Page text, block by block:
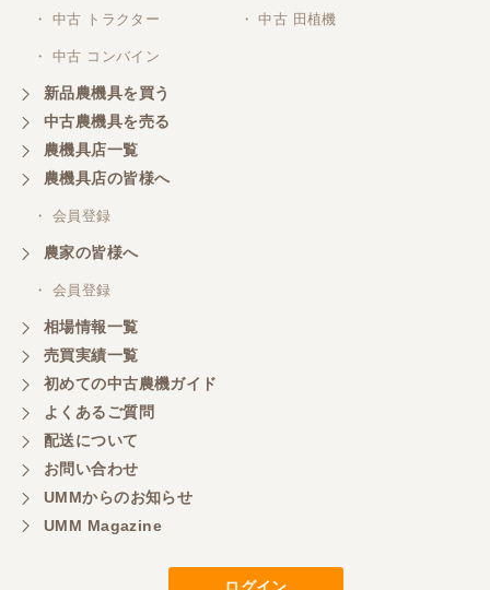
山梨県／井上農場
このたびはお取引ありがとうございました。 梱包も
山梨県／
商談成立の連絡をいたいておりません。
山梨県／中川
このたびは、ありがとうございました。
山梨県／好ちゃん
大変いい商品で草刈り作業で活躍しています
・ 中古 トラクター ・ 中古 田植機
・ 中古 コンバイン
新品農機具を買う
中古農機具を売る
農機具店一覧
農機具店の皆様へ
・ 会員登録
農家の皆様へ
・ 会員登録
相場情報一覧
売買実績一覧
初めての中古農機ガイド
よくあるご質問
配送について
お問い合わせ
UMMからのお知らせ
UMM Magazine